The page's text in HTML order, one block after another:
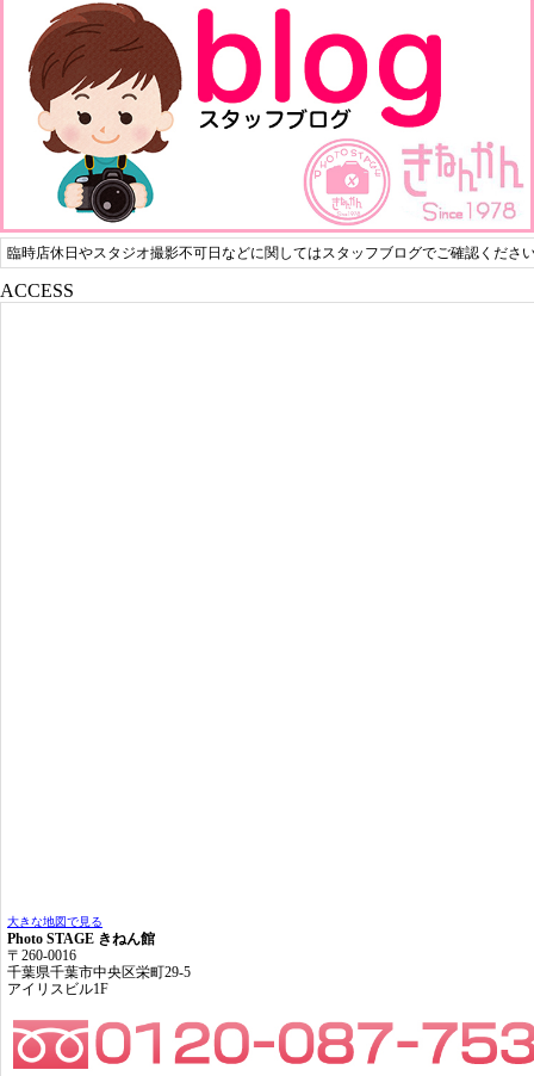
臨時店休日やスタジオ撮影不可日などに関してはスタッフブログでご確認くださ
ACCESS
大きな地図で見る
Photo STAGE きねん館
〒260-0016
千葉県千葉市中央区栄町29-5
アイリスビル1F